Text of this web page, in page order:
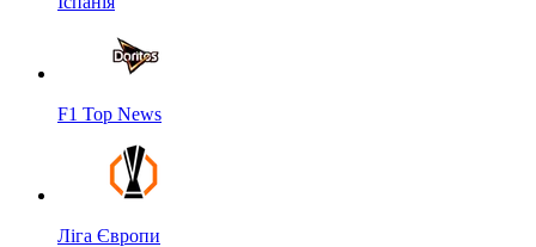
F1 Top News
Ліга Європи